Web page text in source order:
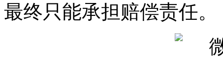
最终只能承担赔偿责任。